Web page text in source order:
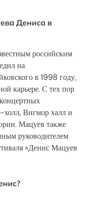
Дениса в
российским
на
в 1998 году,
карьере. С тех пор
холл, Вигмор халл и
Мацуев также
руководителем
«Денис Мацуев